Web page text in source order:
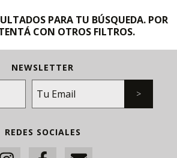
PARA TU BÚSQUEDA. POR
CON OTROS FILTROS.
NEWSLETTER
REDES SOCIALES